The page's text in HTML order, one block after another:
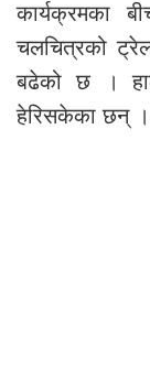
कार्यक्रमका
चलचित्रको
बढेको छ ।
हेरिसकेका छन् ।